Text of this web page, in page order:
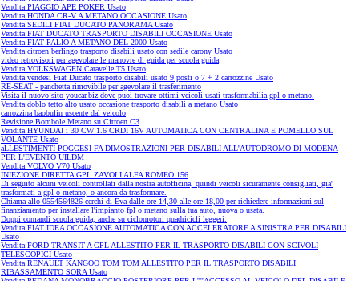
Vendita PIAGGIO APE POKER Usato
Vendita HONDA CR-V A METANO OCCASIONE Usato
Vendita SEDILI FIAT DUCATO PANORAMA Usato
Vendita FIAT DUCATO TRASPORTO DISABILI OCCASIONE Usato
Vendita FIAT PALIO A METANO DEL 2000 Usato
Vendita citroen berlingo trasporto disabili usato con sedile carony Usato
video retrovisori per agevolare le manovre di guida per scuola guida
Vendita VOLKSWAGEN Caravelle T5 Usato
Vendita vendesi Fiat Ducato trasporto disabili usato 9 posti o 7 + 2 carrozzine Usato
RE-SEAT - panchetta rimovibile per agevolare il trasferimento
Visita il nuovo sito youcar.biz dove puoi trovare ottimi veicoli usati trasformabilia gpl o metano.
Vendita doblo tetto alto usato occasione trasporto disabili a metano Usato
carrozzina baobulin uscente dal veicolo
Revisione Bombole Metano su Citroen C3
Vendita HYUNDAI i 30 CW 1.6 CRDI 16V AUTOMATICA CON CENTRALINA E POMELLO SUL
VOLANTE Usato
aLLESTIMENTI POGGESI FA DIMOSTRAZIONI PER DISABILI ALL'AUTODROMO DI MODENA
PER L'EVENTO UILDM
Vendita VOLVO V70 Usato
INIEZIONE DIRETTA GPL ZAVOLI ALFA ROMEO 156
Di seguito alcuni veicoli controllati dalla nostra autofficina, quindi veicoli sicuramente consigliati, gia'
trasformati a gpl o metano, o ancora da trasformare.
Chiama allo 0554564826 cerchi di Eva dalle ore 14,30 alle ore 18,00 per richiedere informazioni sul
finanziamento per installare l'impianto fpl o metano sulla tua auto, nuova o usata.
Doppi comandi scuola guida, anche su ciclomotori quadricicli leggeri.
Vendita FIAT IDEA OCCASIONE AUTOMATICA CON ACCELERATORE A SINISTRA PER DISABILI
Usato
Vendita FORD TRANSIT A GPL ALLESTITO PER IL TRASPORTO DISABILI CON SCIVOLI
TELESCOPICI Usato
Vendita RENAULT KANGOO TOM TOM ALLESTITO PER IL TRASPORTO DISABILI
RIBASSAMENTO SORA Usato